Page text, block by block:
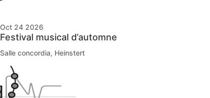
Oct 24 2026
Festival musical d’automne
Salle concordia, Heinstert